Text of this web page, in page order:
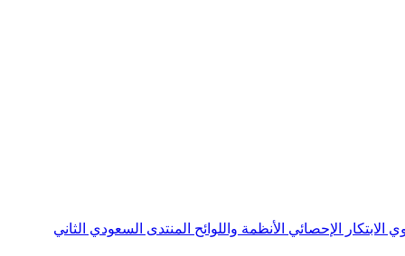
الابتكار الإحصائي الأنظمة واللوائح المنتدى السعودي الثاني